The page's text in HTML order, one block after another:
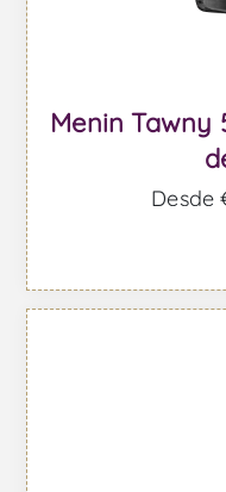
Menin Tawny
Desde